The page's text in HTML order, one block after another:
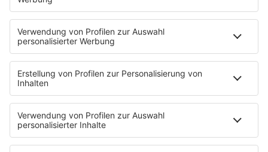
Sendeplan
DJs
Playlist
MUSIC
Streams
Album der Woche
News
Highlights
Charts